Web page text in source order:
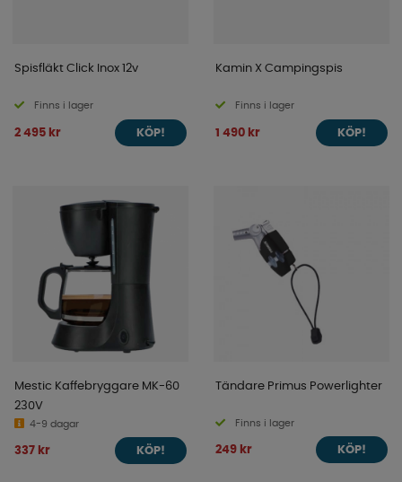
Spisfläkt Click Inox 12v
Finns i lager
2 495 kr KÖP!
Kamin X Campingspis
Finns i lager
1 490 kr KÖP!
Mestic Kaffebryggare MK-60
230V
4-9 dagar
337 kr KÖP!
Tändare Primus Powerlighter
Finns i lager
249 kr KÖP!